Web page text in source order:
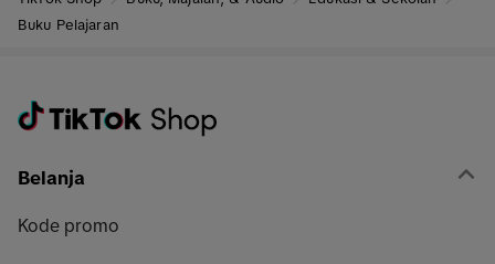
Buku Pelajaran
Belanja
Kode promo